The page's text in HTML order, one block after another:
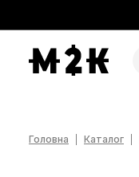
Головна Каталог